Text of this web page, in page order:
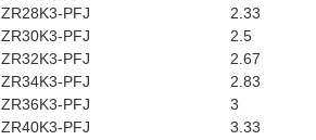
ZR28K3-PFJ
2.33
ZR30K3-PFJ
2.5
ZR32K3-PFJ
2.67
ZR34K3-PFJ
2.83
ZR36K3-PFJ
3
ZR40K3-PFJ
3.33